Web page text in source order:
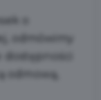
o
odmówimy
odmową,